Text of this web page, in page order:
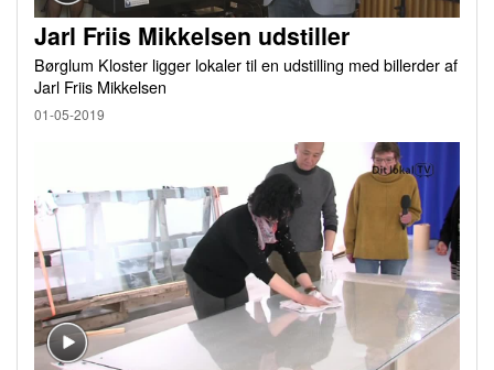
Jarl Friis Mikkelsen udstiller
Børglum Kloster ligger lokaler til en udstilling med billerder af
Jarl Friis Mikkelsen
01-05-2019